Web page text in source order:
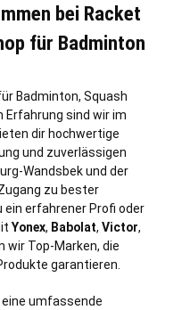
bei Racket
für Badminton
Badminton, Squash
Erfahrung sind wir im
dir hochwertige
und zuverlässigen
-Wandsbek und der
zu bester
ein erfahrener Profi oder
Yonex, Babolat, Victor,
wir Top-Marken, die
garantieren.
eine umfassende